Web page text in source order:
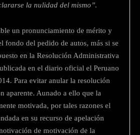
la nulidad del mismo”.
un pronunciamiento de mérito y
fondo del pedido de autos, más si se
en la Resolución Administrativa
en el diario oficial el Peruano
Para evitar anular la resolución
aparente. Aunado a ello que la
motivada, por tales razones el
en su recurso de apelación
de motivación de la